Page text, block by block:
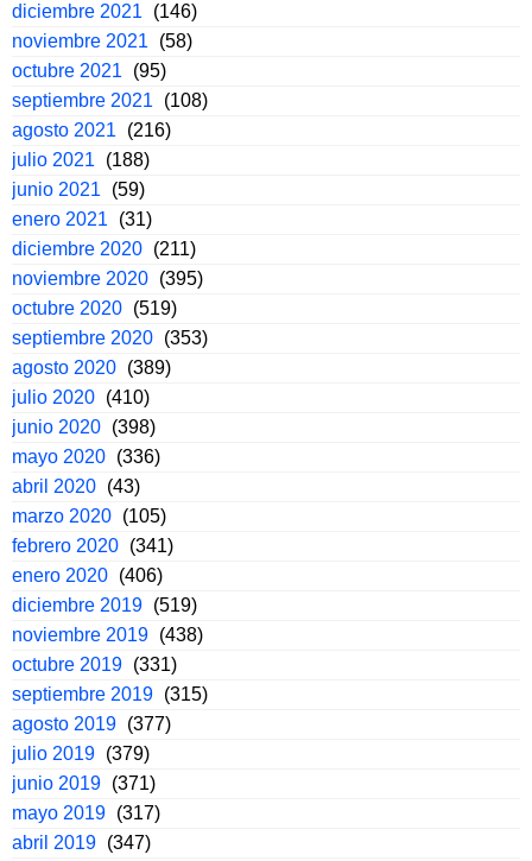
diciembre 2021
(146)
noviembre 2021
(58)
octubre 2021
(95)
septiembre 2021
(108)
agosto 2021
(216)
julio 2021
(188)
junio 2021
(59)
enero 2021
(31)
diciembre 2020 (211)
noviembre 2020 (395)
octubre 2020 (519)
septiembre 2020 (353)
agosto 2020 (389)
julio 2020 (410)
junio 2020 (398)
mayo 2020 (336)
abril 2020 (43)
marzo 2020 (105)
febrero 2020 (341)
enero 2020 (406)
diciembre 2019 (519)
noviembre 2019 (438)
octubre 2019 (331)
septiembre 2019 (315)
agosto 2019 (377)
julio 2019 (379)
junio 2019 (371)
mayo 2019 (317)
abril 2019 (347)